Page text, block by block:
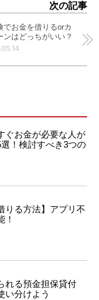
次の記事
でお金を借りるorカ
ンはどっちがいい？
ぐお金が必要な人が
！検討すべき3つの
りる方法】アプリ不
！
れる預金担保貸付
い分けよう